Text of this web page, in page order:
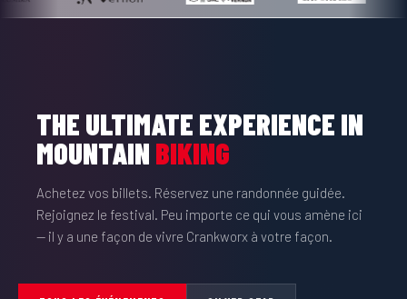
THE ULTIMATE EXPERIENCE IN
MOUNTAIN BIKING
Achetez vos billets. Réservez une randonnée guidée.
Rejoignez le festival. Peu importe ce qui vous amène ici
— il y a une façon de vivre Crankworx à votre façon.